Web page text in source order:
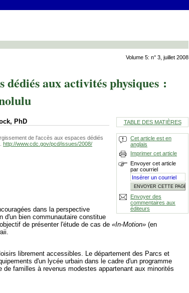
Volume 5: n° 3, juillet 2008
dédiés aux activités physiques :
TABLE DES MATIÈRES
Cet article est en
anglais
Imprimer cet article
Envoyer cet article
par courriel
Envoyer des
commentaires aux
éditeurs
PhD
de l'accès aux espaces dédiés
http://www.cdc.gov/pcd/issues/2008/
dans la perspective
d'un bien communautaire constitue
de présenter l'étude de cas de «In-Motion» (en
librement accessibles. Le département des Parcs et
d'un lycée urbain dans le cadre d'un programme
familles à revenus modestes appartenant aux minorités